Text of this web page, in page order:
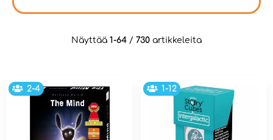
Näyttää 1-64 / 730 artikkeleita
2-4 1-12